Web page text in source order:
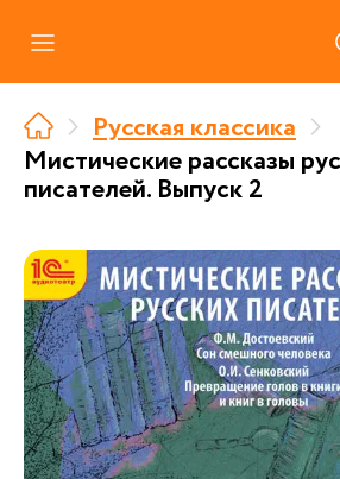
Где купить
Про аудиокниги
О нас
Партнерам
Русская классика
Мистические рассказы
писателей. Выпуск 2